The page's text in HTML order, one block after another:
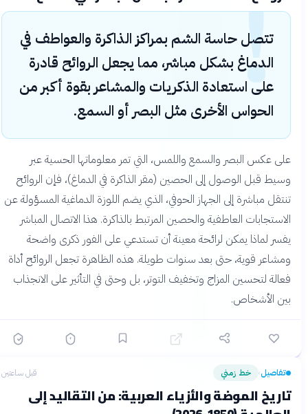
!
تتصل حاسة الشم بمراكز الذاكرة والعواطف في
الدماغ بشكل مباشر، مما يجعل الروائح قادرة
على استعادة الذكريات والمشاعر بقوة أكبر من
الحواس الأخرى مثل البصر أو السمع.
على عكس البصر والسمع واللمس، التي تمر معلوماتها الحسية عبر
وسيط قبل الوصول إلى الحصين (مقر الذاكرة في الدماغ)، فإن الروائح
تنتقل مباشرة إلى الجهاز الحوفي، الذي يضم اللوزة الدماغية المسؤولة عن
الاستجابات العاطفية والحصين المرتبط بالذاكرة. هذا الاتصال المباشر
يفسر لماذا يمكن لرائحة معينة أن تستدعي على الفور ذكرى واضحة
ومشاعر قوية، حتى بعد سنوات طويلة. هذه الظاهرة تجعل الروائح أداة
فعالة لتحسين المزاج وتخفيف التوتر، بل وحتى في التأثير على الانجذاب
بين الأشخاص.
تفاصيل› خط زمني قبل ساعتين
تاريخ الموضة والأزياء العربية: من التقاليد إلى